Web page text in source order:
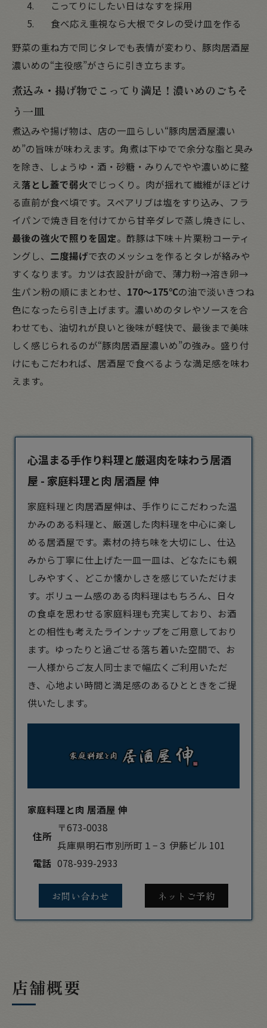
こってりにしたい日はなすを採用
食べ応え重視なら大根でタレの受け皿を作る
野菜の重ね方で同じタレでも表情が変わり、豚肉居酒屋
濃いめの“主役感”がさらに引き立ちます。
煮込み・揚げ物でこってり満足！濃いめのごちそ
う一皿
煮込みや揚げ物は、店の一皿らしい“豚肉居酒屋濃い
め”の旨味が味わえます。角煮は下ゆでで余分な脂と臭み
を除き、しょうゆ・酒・砂糖・みりんでやや濃いめに整
え 落とし蓋で弱火でじっくり。肉が揺れて繊維がほどけ
る直前が食べ頃です。スペアリブは塩をすり込み、フラ
イパンで焼き目を付けてから甘辛ダレで蒸し焼きにし、
最後の強火で照りを固定。酢豚は下味＋片栗粉コーティ
ングし、 二度揚げで衣のメッシュを作るとタレが絡みや
すくなります。カツは衣設計が命で、薄力粉→溶き卵→
生パン粉の順にまとわせ、 170〜175℃の油で淡いきつね
色になったら引き上げます。濃いめのタレやソースを合
わせても、油切れが良いと後味が軽快で、最後まで美味
しく感じられるのが“豚肉居酒屋濃いめ”の強み。盛り付
けにもこだわれば、居酒屋で食べるような満足感を味わ
えます。
心温まる手作り料理と厳選肉を味わう居酒
屋 - 家庭料理と肉 居酒屋 伸
家庭料理と肉居酒屋伸は、手作りにこだわった温
かみのある料理と、厳選した肉料理を中心に楽し
める居酒屋です。素材の持ち味を大切にし、仕込
みから丁寧に仕上げた一皿一皿は、どなたにも親
しみやすく、どこか懐かしさを感じていただけま
す。ボリューム感のある肉料理はもちろん、日々
の食卓を思わせる家庭料理も充実しており、お酒
との相性も考えたラインナップをご用意しており
ます。ゆったりと過ごせる落ち着いた空間で、お
一人様からご友人同士まで幅広くご利用いただ
き、心地よい時間と満足感のあるひとときをご提
供いたします。
家庭料理と肉 居酒屋 伸
住所
〒673-0038
兵庫県明石市別所町１−３ 伊藤ビル 101
電話 078-939-2933
お問い合わせ ネットご予約
店舗概要